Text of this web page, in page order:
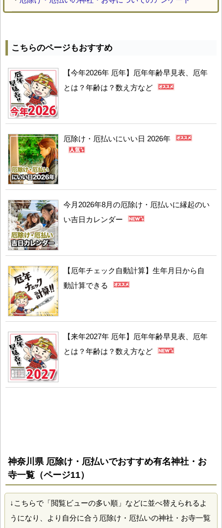
こちらのページもおすすめ
【今年2026年 厄年】厄年年齢早見表、厄年
とは？年齢は？数え方など
厄除け・厄払いにいい日 2026年
今月2026年8月の厄除け・厄払いに縁起のい
い吉日カレンダー
【厄年チェック自動計算】生年月日から自
動計算できる
【来年2027年 厄年】厄年年齢早見表、厄年
とは？年齢は？数え方など
神奈川県 厄除け・厄払いでおすすめ有名神社・お
寺一覧（ページ11）
↓こちらで「閲覧ビューの多い順」などに並べ替えられるよ
うになり、より自分に合う厄除け・厄払いの神社・お寺一覧